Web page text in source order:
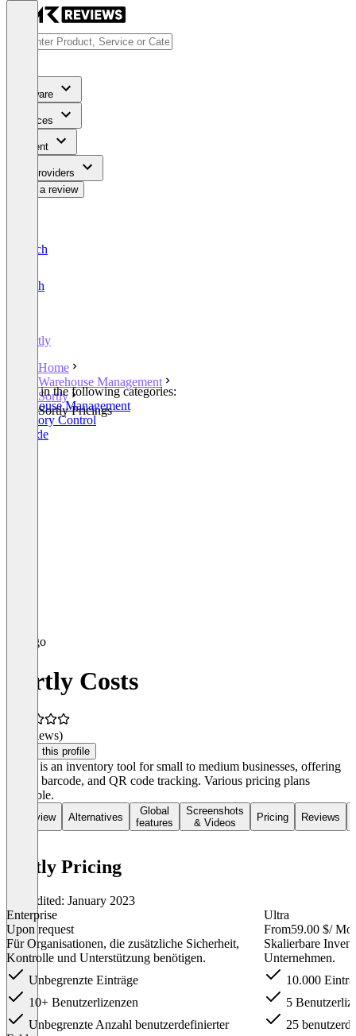
Software
Services
Content
For Providers
Write a review
Deutsch
English
Sortly
Home
Warehouse Management
Sortly
Sortly Pricings
Listed in the following categories:
Warehouse Management
Inventory Control
Barcode
Sortly Costs
(0 reviews)
Claim this profile
Sortly is an inventory tool for small to medium businesses, offering
photo, barcode, and QR code tracking. Various pricing plans
available.
Overview Alternatives
Global
features
Screenshots
& Videos
Pricing Reviews
Sortly Pricing
Last edited: January 2023
Enterprise
Upon request
Für Organisationen, die zusätzliche Sicherheit,
Kontrolle und Unterstützung benötigen.
Unbegrenzte Einträge
10+ Benutzerlizenzen
Unbegrenzte Anzahl benutzerdefinierter
Ultra
From59.00 $/
Skalierbare
Unternehmen.
10.000
5
25